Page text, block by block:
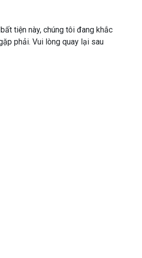
tiện này, chúng tôi đang khắc
phải. Vui lòng quay lại sau